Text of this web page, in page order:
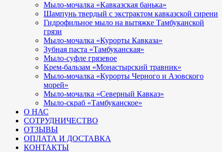
Мыло-мочалка «Кавказская банька»
Шампунь твердый с экстрактом кавказской сирени
Гидрофильное мыло на вытяжке Тамбуканской
грязи
Мыло-мочалка «Курорты Кавказа»
Зубная паста «Тамбуканская»
Мыло-суфле грязевое
Крем-бальзам «Монастырский травник»
Мыло-мочалка «Курорты Черного и Азовского
морей»
Мыло-мочалка «Северный Кавказ»
Мыло-скраб «Тамбуканское»
О НАС
СОТРУДНИЧЕСТВО
ОТЗЫВЫ
ОПЛАТА И ДОСТАВКА
КОНТАКТЫ